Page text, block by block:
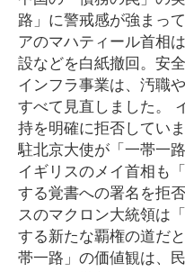
路」に警戒感が強まっ
アのマハティール首相
設などを白紙撤回。安
インフラ事業は、汚職
すべて見直しました。
持を明確に拒否してい
駐北京大使が「一帯一
イギリスのメイ首相も
する覚書への署名を拒
スのマクロン大統領は
する新たな覇権の道だ
帯一路」の価値観は、